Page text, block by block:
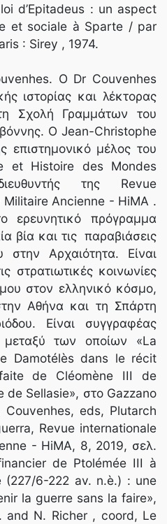
d’Epitadeus : un aspect
et sociale à Sparte / par
: Sirey , 1974.
Ο Dr Couvenhes
ιστορίας και λέκτορας
Σχολή Γραμμάτων του
Ο Jean-Christophe
επιστημονικό μέλος του
et Histoire des Mondes
της Revue
Ancienne - HiMA .
ερευνητικό πρόγραμμα
βία και τις παραβιάσεις
στην Αρχαιότητα. Είναι
στρατιωτικές κοινωνίες
στον ελληνικό κόσμο,
Αθήνα και τη Σπάρτη
Είναι συγγραφέας
των οποίων «La
Damotélès dans le récit
de Cléomène III de
Sellasie», στο Gazzano
eds, Plutarch
Revue internationale
- HiMA, 8, 2019, σελ.
de Ptolémée III à
(227/6-222 av. n.è.) : une
la guerre sans la faire»,
and N. Richer , coord, Le